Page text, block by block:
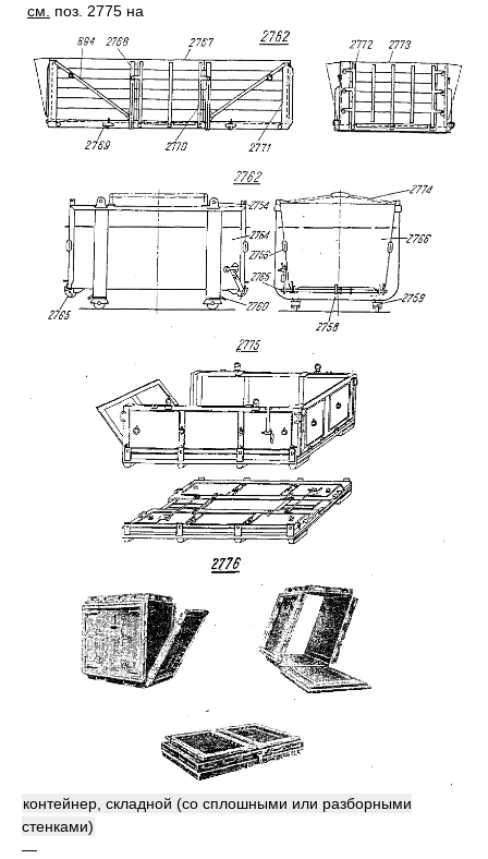
см.
поз. 2775 на
контейнер, складной (со сплошными или разборными
стенками)
—